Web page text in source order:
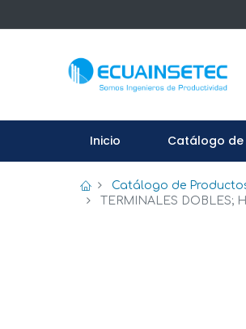
Inicio Catálogo
Catálogo de
TERMINALES DOBLES;